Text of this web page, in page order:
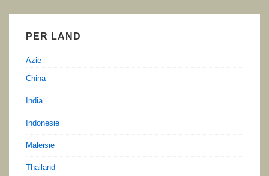
PER LAND
Azie
China
India
Indonesie
Maleisie
Thailand